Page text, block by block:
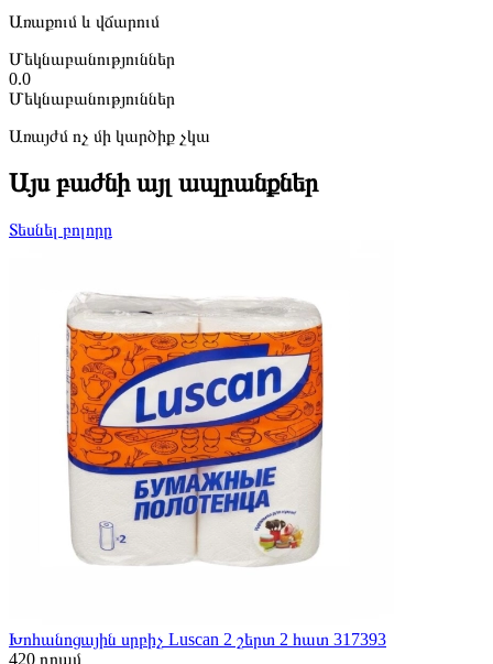
Առաքում և վճարում
Մեկնաբանություններ
0.0
Մեկնաբանություններ
Առայժմ ոչ մի կարծիք չկա
Այս բաժնի այլ ապրանքներ
Տեսնել բոլորը
Խոհանոցային սրբիչ Luscan 2 շերտ 2 հատ 317393
420 դրամ